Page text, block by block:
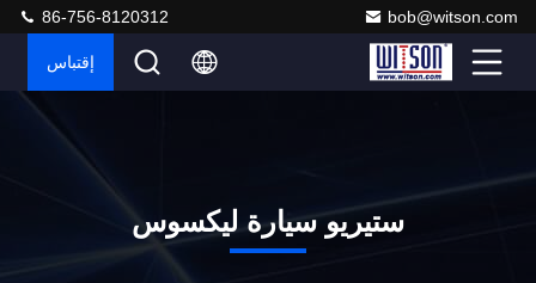
bob@witson.com
86-756-8120312
إقتباس
ستيريو سيارة ليكسوس